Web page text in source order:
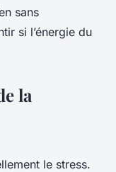
sans
si l’énergie du
la
le stress.